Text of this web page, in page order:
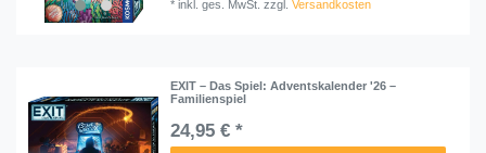
*inkl. ges. MwSt. zzgl.Versandkosten
EXIT – Das Spiel: Adventskalender '26 –
Familienspiel
24,95 € *